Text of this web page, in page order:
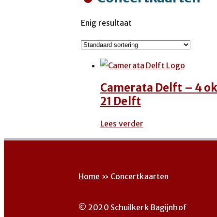
Enig resultaat
Camerata Delft – 4
21 Delft
Lees verder
Home » Concertkaarten
© 2020 Schuilkerk Bagijnhof